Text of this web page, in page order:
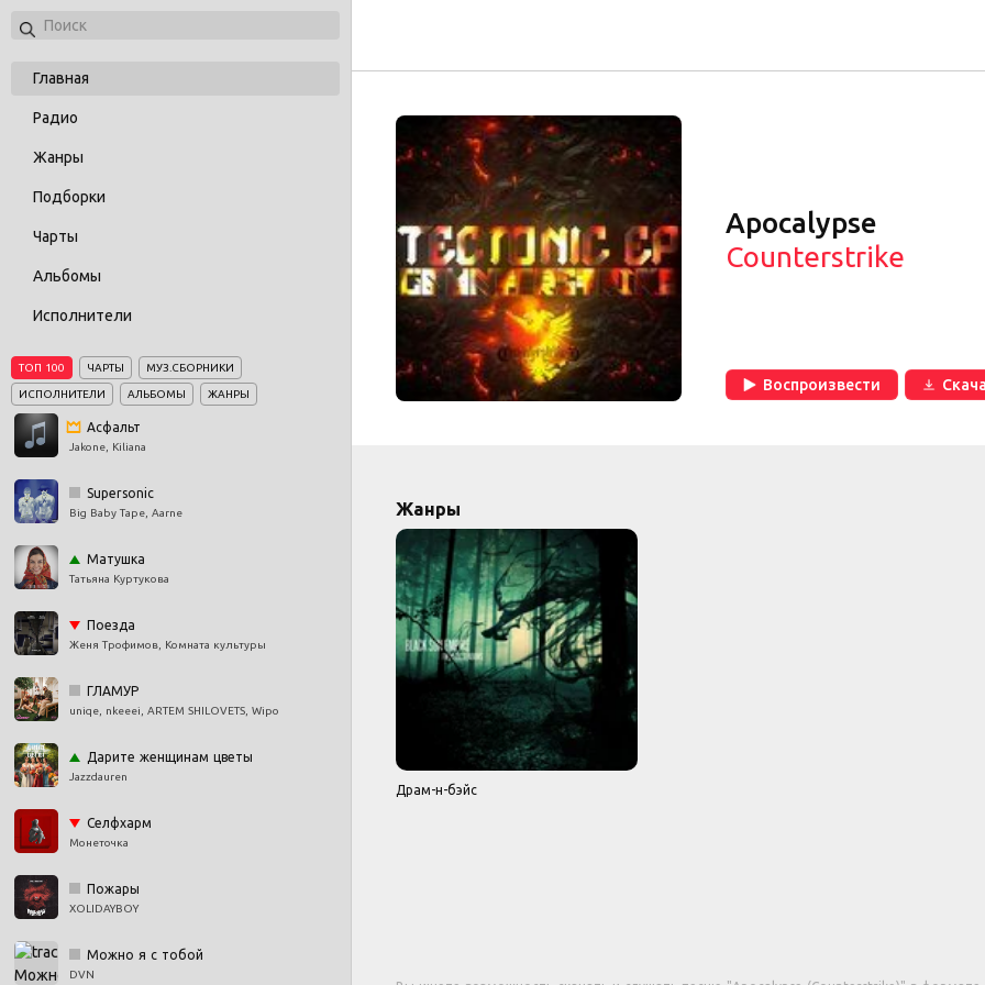
Главная
Радио
Жанры
Подборки
Чарты
Альбомы
Исполнители
ТОП 100 ЧАРТЫ МУЗ.СБОРНИКИ
ИСПОЛНИТЕЛИ АЛЬБОМЫ ЖАНРЫ
Асфальт
Jakone, Kiliana
Supersonic
Big Baby Tape, Aarne
Матушка
Татьяна Куртукова
Поезда
Женя Трофимов, Комната культуры
ГЛАМУР
uniqe, nkeeei, ARTEM SHILOVETS, Wipo
Дарите женщинам цветы
Jazzdauren
Селфхарм
Монеточка
Пожары
XOLIDAYBOY
Можно я с тобой
DVN
Apocalypse
Counterstrike
Воспроизвести
Жанры
Драм-н-бэйс